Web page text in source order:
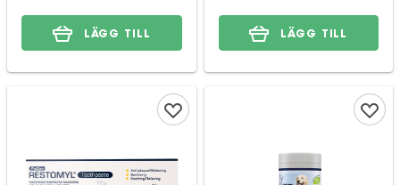
LÄGG TILL LÄGG TILL